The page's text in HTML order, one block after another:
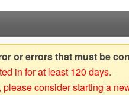
or errors that must be
in for at least 120 days.
consider starting a